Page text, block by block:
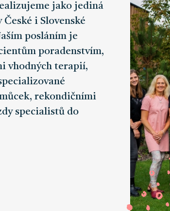
jako jediná
České i Slovenské
posláním je
poradenstvím,
vhodných terapií,
rekondičními
specialistů do